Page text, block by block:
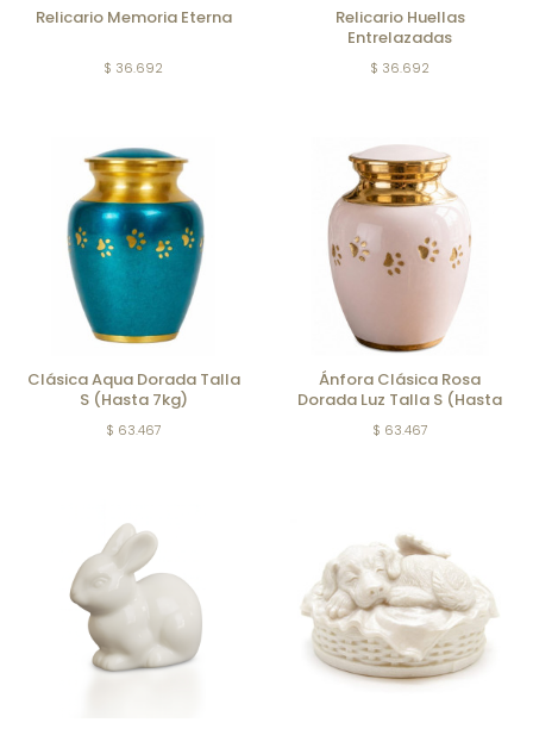
Relicario Memoria Eterna
$ 36.692
Relicario Huellas
Entrelazadas
$ 36.692
Clásica Aqua Dorada Talla
S (Hasta 7kg)
$ 63.467
Ánfora Clásica Rosa
Dorada Luz Talla S (Hasta
7kg)
$ 63.467